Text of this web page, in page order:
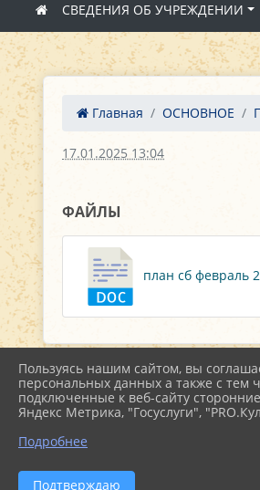
СВЕДЕНИЯ ОБ УЧРЕЖДЕНИИ
Главная ОСНОВНОЕ
17.01.2025 13:04
ФАЙЛЫ
план сб февраль
Пользуясь нашим сайтом, вы
персональных данных а также с тем
подключенные к веб-сайту
Яндекс Метрика, "Госуслуги",
Подробнее
Подтверждаю